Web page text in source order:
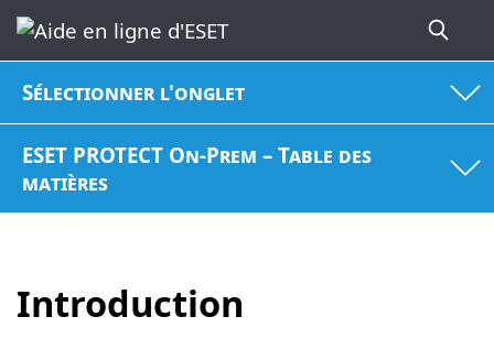
Sélectionner l'onglet
ESET PROTECT On-Prem – Table des
matières
Introduction